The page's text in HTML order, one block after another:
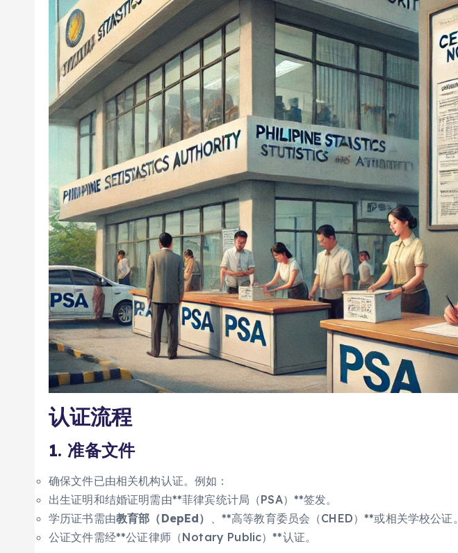
认证流程
1. 准备文件
确保文件已由相关机构认证。例如：
出生证明和结婚证明需由**菲律宾统计局（PSA）**签发。
学历证书需由教育部（DepEd）
、**高等教育委员会（CHED）**或相关学校公证。
公证文件需经**公证律师（Notary Public）**认证。